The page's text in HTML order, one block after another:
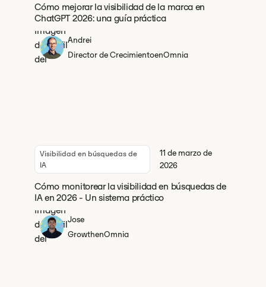
Cómo mejorar la visibilidad de la marca en
ChatGPT 2026: una guía práctica
Andrei
Director de CrecimientoenOmnia
Visibilidad en búsquedas de
IA
11 de marzo de
2026
Cómo monitorear la visibilidad en búsquedas de
IA en 2026 - Un sistema práctico
Jose
GrowthenOmnia